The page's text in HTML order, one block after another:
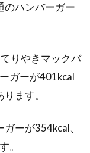
う！家計にもや
とは？
め、ビタミン類、必須
です。材料は米麹・
の違いとは？！
のハンバーガー
りやきマックバ
ガーが401kcal
ます。
ーが354kcal、
。